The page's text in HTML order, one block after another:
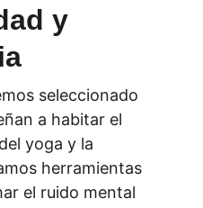
y
seleccionado
a habitar el
yoga y la
herramientas
el ruido mental